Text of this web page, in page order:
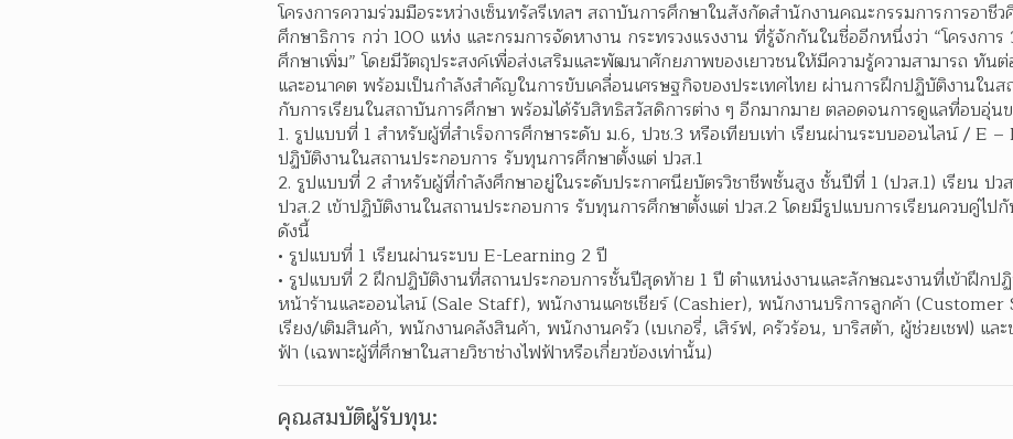
โครงการความร่วมมือระหว่างเซ็นทรัลรีเทลฯ สถาบันการศึกษาในสังกัดสำนักงานคณะกรรมการการอาชี
ศึกษาธิการ กว่า 100 แห่ง และกรมการจัดหางาน กระทรวงแรงงาน ที่รู้จักกันในชื่ออีกหนึ่งว่า “โครงกา
ศึกษาเพิ่ม” โดยมีวัตถุประสงค์เพื่อส่งเสริมและพัฒนาศักยภาพของเยาวชนให้มีความรู้ความสามารถ ทัน
และอนาคต พร้อมเป็นกำลังสำคัญในการขับเคลื่อนเศรษฐกิจของประเทศไทย ผ่านการฝึกปฏิบัติงานในส
กับการเรียนในสถาบันการศึกษา พร้อมได้รับสิทธิสวัสดิการต่าง ๆ อีกมากมาย ตลอดจนการดูแลที่อบอุ่นข
1. รูปแบบที่ 1 สำหรับผู้ที่สำเร็จการศึกษาระดับ ม.6, ปวช.3 หรือเทียบเท่า เรียนผ่านระบบออนไลน์ / E
ปฏิบัติงานในสถานประกอบการ รับทุนการศึกษาตั้งแต่ ปวส.1
2. รูปแบบที่ 2 สำหรับผู้ที่กำลังศึกษาอยู่ในระดับประกาศนียบัตรวิชาชีพชั้นสูง ชั้นปีที่ 1 (ปวส.1) เรียน ปว
ปวส.2 เข้าปฏิบัติงานในสถานประกอบการ รับทุนการศึกษาตั้งแต่ ปวส.2 โดยมีรูปแบบการเรียนควบคู่ไป
ดังนี้
• รูปแบบที่ 1 เรียนผ่านระบบ E-Learning 2 ปี
• รูปแบบที่ 2 ฝึกปฏิบัติงานที่สถานประกอบการชั้นปีสุดท้าย 1 ปี ตำแหน่งงานและลักษณะงานที่เข้าฝึกป
หน้าร้านและออนไลน์ (Sale Staff), พนักงานแคชเชียร์ (Cashier), พนักงานบริการลูกค้า
เรียง/เติมสินค้า, พนักงานคลังสินค้า, พนักงานครัว (เบเกอรี่, เสิร์ฟ, ครัวร้อน, บาริสต้า, ผู้ช่วยเชฟ) และ
ฟ้า (เฉพาะผู้ที่ศึกษาในสายวิชาช่างไฟฟ้าหรือเกี่ยวข้องเท่านั้น)
คุณสมบัติผู้รับทุน: